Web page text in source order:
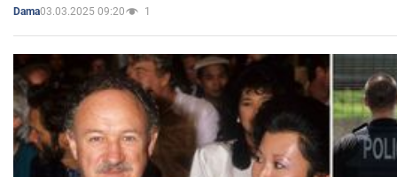
Dama03.03.2025 09:20 1